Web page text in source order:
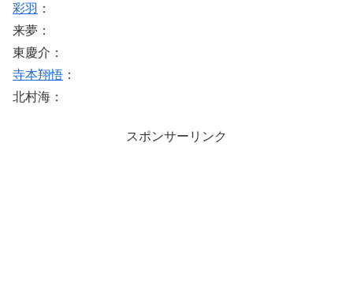
彩羽 ：
来夢：
東慶介：
寺本翔悟 ：
北村海：
スポンサーリンク